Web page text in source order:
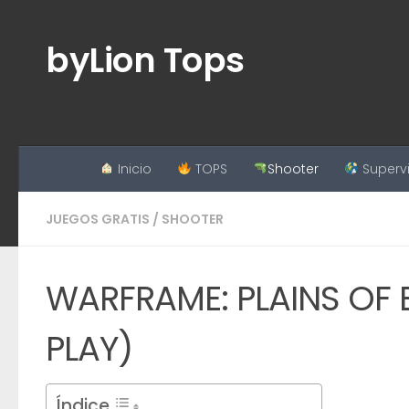
byLion Tops
Inicio TOPS Shooter
JUEGOS GRATIS / SHOOTER
WARFRAME: PLAINS OF
PLAY)